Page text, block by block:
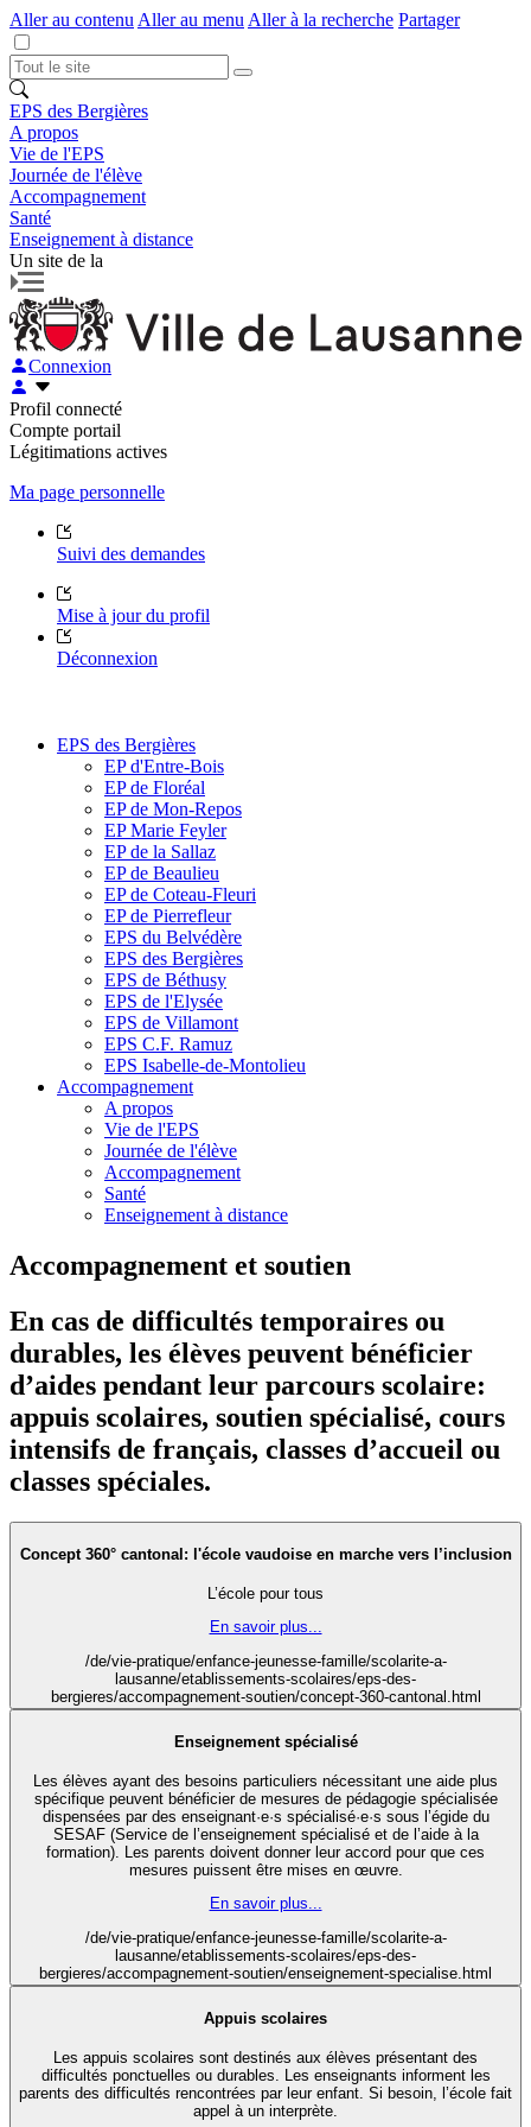
Aller au contenu Aller au menu Aller à la recherche Partager
EPS des Bergières
A propos
Vie de l'EPS
Journée de l'élève
Accompagnement
Santé
Enseignement à distance
Un site de la
Connexion
Profil connecté
Compte portail
Légitimations actives
Ma page personnelle
Suivi des demandes
Mise à jour du profil
Déconnexion
EPS des Bergières
EP d'Entre-Bois
EP de Floréal
EP de Mon-Repos
EP Marie Feyler
EP de la Sallaz
EP de Beaulieu
EP de Coteau-Fleuri
EP de Pierrefleur
EPS du Belvédère
EPS des Bergières
EPS de Béthusy
EPS de l'Elysée
EPS de Villamont
EPS C.F. Ramuz
EPS Isabelle-de-Montolieu
Accompagnement
A propos
Vie de l'EPS
Journée de l'élève
Accompagnement
Santé
Enseignement à distance
Accompagnement et soutien
En cas de difficultés temporaires ou
durables, les élèves peuvent bénéficier
d’aides pendant leur parcours scolaire:
appuis scolaires, soutien spécialisé, cours
intensifs de français, classes d’accueil ou
classes spéciales.
Concept 360° cantonal: l'école vaudoise en marche vers l’inclusion
L’école pour tous
En savoir plus...
/de/vie-pratique/enfance-jeunesse-famille/scolarite-a-
lausanne/etablissements-scolaires/eps-des-
bergieres/accompagnement-soutien/concept-360-cantonal.html
Enseignement spécialisé
Les élèves ayant des besoins particuliers nécessitant une aide plus
spécifique peuvent bénéficier de mesures de pédagogie spécialisée
dispensées par des enseignant·e·s spécialisé·e·s sous l’égide du
SESAF (Service de l’enseignement spécialisé et de l’aide à la
formation). Les parents doivent donner leur accord pour que ces
mesures puissent être mises en œuvre.
En savoir plus...
/de/vie-pratique/enfance-jeunesse-famille/scolarite-a-
lausanne/etablissements-scolaires/eps-des-
bergieres/accompagnement-soutien/enseignement-specialise.html
Appuis scolaires
Les appuis scolaires sont destinés aux élèves présentant des
difficultés ponctuelles ou durables. Les enseignants informent les
parents des difficultés rencontrées par leur enfant. Si besoin, l’école fait
appel à un interprète.